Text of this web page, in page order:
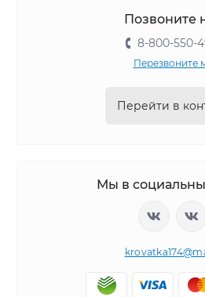
Позвоните
8-800-550-
Перезвоните
Перейти в
Мы в